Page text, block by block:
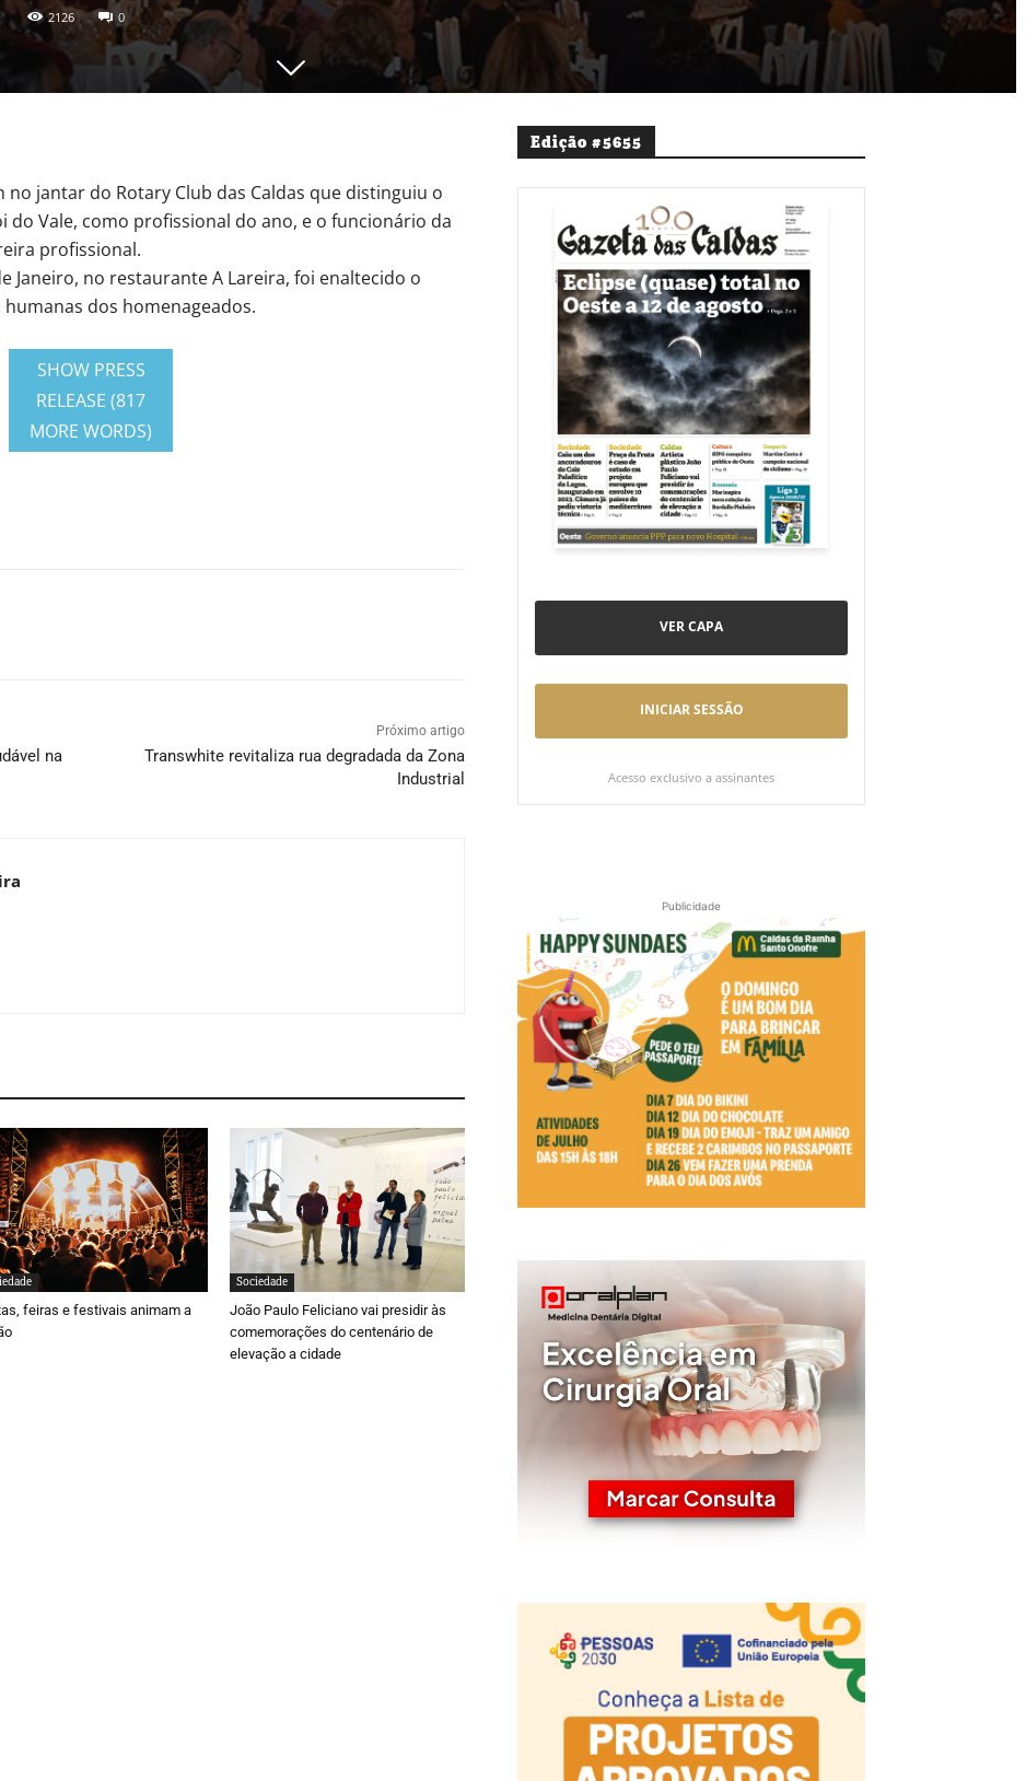
2126 0
jantar do Rotary Club das Caldas que distinguiu o
do Vale, como profissional do ano, e o funcionário da
profissional.
Janeiro, no restaurante A Lareira, foi enaltecido o
dos homenageados.
SHOW PRESS
RELEASE (817
MORE WORDS)
na
Próximo artigo
Transwhite revitaliza rua degradada da Zona
Industrial
feiras e festivais animam a
Sociedade
João Paulo Feliciano vai presidir às
comemorações do centenário de
elevação a cidade
Edição #5655
VER CAPA
INICIAR SESSÃO
Acesso exclusivo a assinantes
Publicidade